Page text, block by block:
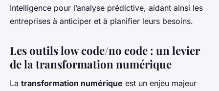
Intelligence pour l’analyse prédictive, aidant ainsi les
entreprises à anticiper et à planifier leurs besoins.
Les outils low code/no code : un levier
de la transformation numérique
La transformation numérique est un enjeu majeur